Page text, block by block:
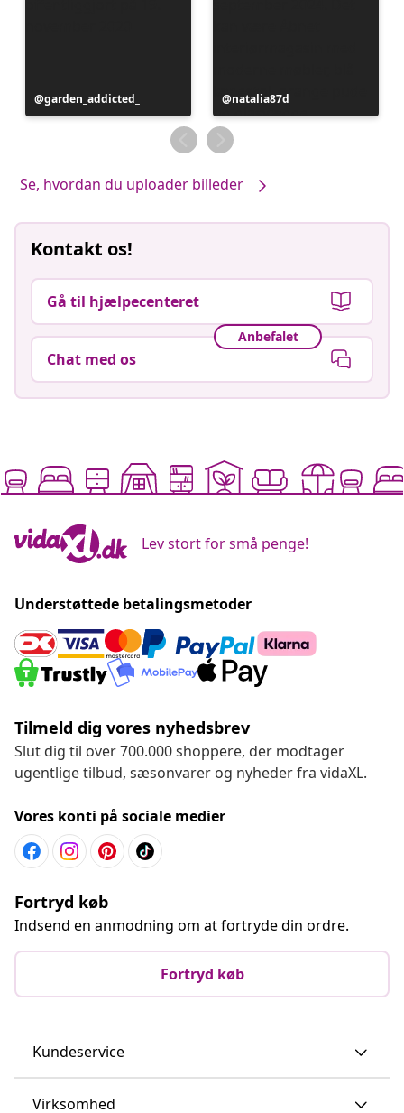
Opslag
offentliggjort
garden_addicted_
Opslag
offentliggjort
af
natalia87d
Se, hvordan du uploader billeder
Kontakt os!
Gå til hjælpecenteret
Anbefalet
Chat med os
Lev stort for små penge!
Understøttede betalingsmetoder
Tilmeld dig vores nyhedsbrev
Slut dig til over 700.000 shoppere, der modtager
ugentlige tilbud, sæsonvarer og nyheder fra vidaXL.
Vores konti på sociale medier
Fortryd køb
Indsend en anmodning om at fortryde din ordre.
Fortryd køb
Kundeservice
Virksomhed